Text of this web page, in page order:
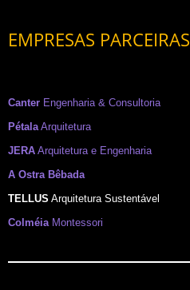
EMPRESAS PARCEIRAS
Canter Engenharia & Consultoria
PétalaArquitetura
JERA Arquitetura e Engenharia
A Ostra Bêbada
TELLUS Arquitetura Sustentável
Colméia Montessori